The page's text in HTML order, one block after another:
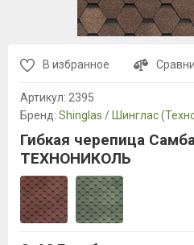
В избранное
Артикул: 2395
Бренд: Shinglas / Шинглас
Гибкая черепица
ТЕХНОНИКОЛЬ